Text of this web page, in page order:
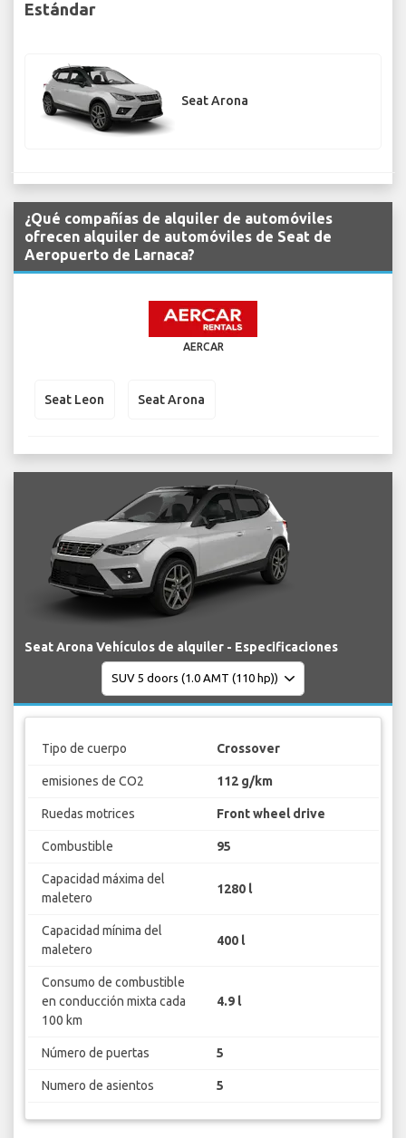
Estándar
Seat Arona
¿Qué compañías de alquiler de automóviles
ofrecen alquiler de automóviles de Seat de
Aeropuerto de Larnaca?
AERCAR
Seat Leon Seat Arona
Seat Arona Vehículos de alquiler - Especificaciones
Tipo de cuerpo Crossover
emisiones de CO2 112 g/km
Ruedas motrices Front wheel drive
Combustible 95
Capacidad máxima del
maletero
1280 l
Capacidad mínima del
maletero
400 l
Consumo de combustible
en conducción mixta cada
100 km
4.9 l
Número de puertas 5
Numero de asientos 5